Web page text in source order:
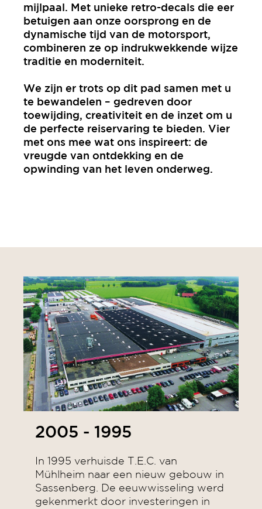
mijlpaal. Met unieke retro-decals die eer
betuigen aan onze oorsprong en de
dynamische tijd van de motorsport,
combineren ze op indrukwekkende wijze
traditie en moderniteit.
We zijn er trots op dit pad samen met u
te bewandelen – gedreven door
toewijding, creativiteit en de inzet om u
de perfecte reiservaring te bieden. Vier
met ons mee wat ons inspireert: de
vreugde van ontdekking en de
opwinding van het leven onderweg.
2005 - 1995
In 1995 verhuisde T.E.C. van
Mühlheim naar een nieuw gebouw in
Sassenberg. De eeuwwisseling werd
gekenmerkt door investeringen in